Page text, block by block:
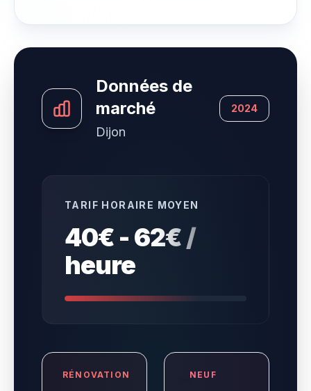
Données de
marché
Dijon
2024
TARIF HORAIRE MOYEN
40€ - 62€ /
heure
RÉNOVATION NEUF